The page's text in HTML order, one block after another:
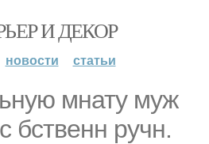
И ДЕКОР
новости статьи
мнату муж
бствeнн ручн.